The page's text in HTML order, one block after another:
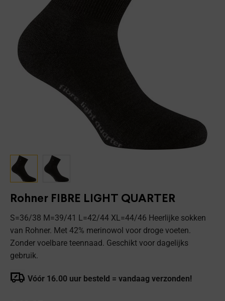
Rohner FIBRE LIGHT QUARTER
S=36/38 M=39/41 L=42/44 XL=44/46 Heerlijke sokken
van Rohner. Met 42% merinowol voor droge voeten.
Zonder voelbare teennaad. Geschikt voor dagelijks
gebruik.
Vóór 16.00 uur besteld = vandaag verzonden!